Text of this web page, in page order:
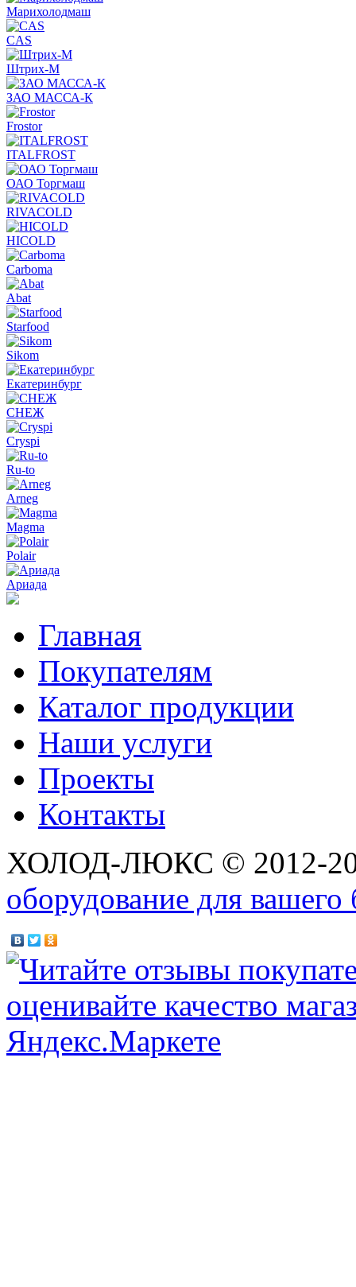
Марихолодмаш
CAS
Штрих-М
ЗАО МАССА-К
Frostor
ITALFROST
ОАО Торгмаш
RIVACOLD
HICOLD
Carboma
Abat
Starfood
Sikom
Екатеринбург
СНЕЖ
Cryspi
Ru-to
Arneg
Magma
Polair
Ариада
Главная
Покупателям
Каталог продукции
Наши услуги
Проекты
Контакты
ХОЛОД-ЛЮКС © 2012-
оборудование для вашего